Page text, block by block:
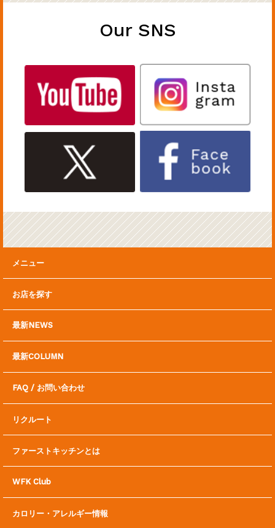
Our SNS
メニュー
お店を探す
最新NEWS
最新COLUMN
FAQ / お問い合わせ
リクルート
ファーストキッチンとは
WFK Club
カロリー・アレルギー情報